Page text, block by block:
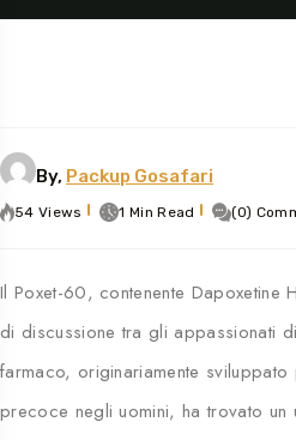
By, Packup Gosafari
54 Views 1 Min Read (0)
Il Poxet-60, contenente Dapoxetine
di discussione tra gli appassionati
farmaco, originariamente sviluppato
precoce negli uomini, ha trovato un